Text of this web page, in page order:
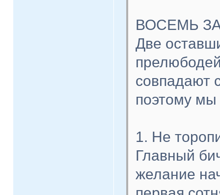
ВОСЕМЬ
Две
совпадают
поэтому мы
1. Не
Главный
желание